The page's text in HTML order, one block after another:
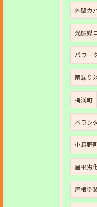
外壁カ
光触媒
パワー
雨漏り
梅満町
ベラン
小森野
屋根劣
屋根塗